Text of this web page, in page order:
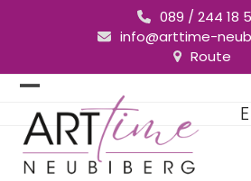
089 / 244 18
info@arttime-
Route
Open
mobile
menu
Close
mobile
menu